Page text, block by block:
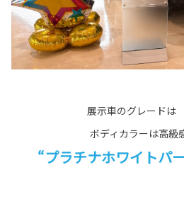
展示車のグレードは
ボディカラーは高級
“プラチナホワイトパ